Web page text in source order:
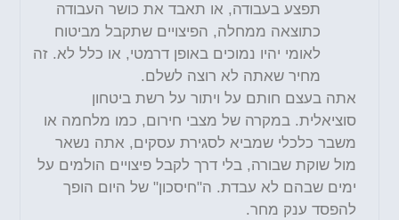
תפצע בעבודה, או תאבד את כושר העבודה
כתוצאה ממחלה, הפיצויים שתקבל מביטוח
לאומי יהיו נמוכים באופן דרמטי, או כלל לא. זה
מחיר שאתה לא רוצה לשלם.
אתה בעצם חותם על ויתור על רשת ביטחון
סוציאלית. במקרה של מצבי חירום, כמו מלחמה או
משבר כלכלי שמביא לסגירת עסקים, אתה נשאר
מול שוקת שבורה, בלי דרך לקבל פיצויים הולמים על
ימים שבהם לא עבדת. ה"חיסכון" של היום הופך
להפסד ענק מחר.